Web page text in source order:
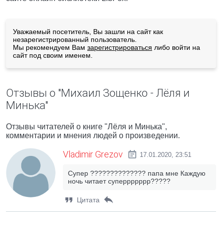
Уважаемый посетитель, Вы зашли на сайт как
незарегистрированный пользователь.
Мы рекомендуем Вам зарегистрироваться либо войти на
сайт под своим именем.
Отзывы о "Михаил Зощенко - Лёля и
Минька"
Отзывы читателей о книге "Лёля и Минька",
комментарии и мнения людей о произведении.
Vladimir Grezov 17.01.2020, 23:51
Супер ?????????????? папа мне Каждую
ночь читает суперрррррр?????
Цитата